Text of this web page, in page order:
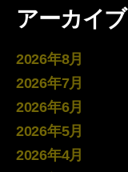
アーカイブ
2026年8月
2026年7月
2026年6月
2026年5月
2026年4月